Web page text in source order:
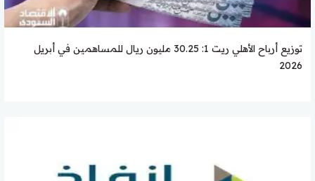
توزيع أرباح الأهلي ريت 1: 30.25 مليون ريال للمساهمين في أبريل
2026